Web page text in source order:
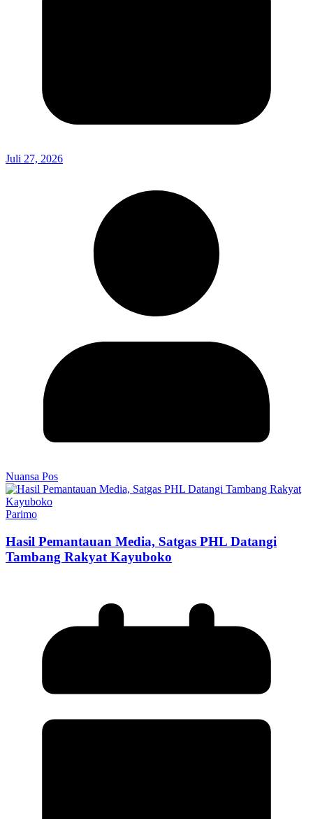
Juli 27, 2026
Nuansa Pos
Parimo
Hasil Pemantauan Media, Satgas PHL Datangi
Tambang Rakyat Kayuboko